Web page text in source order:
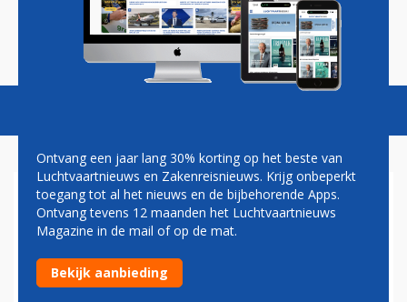
Magazine Podcasts Vacatures
RETRO
Lufthansa voorziet na drie jaar weer een Airbus A321
van retro-livery
Ontvang een jaar lang 30% korting op het beste van
Luchtvaartnieuws en Zakenreisnieuws. Krijg onbeperkt
toegang tot al het nieuws en de bijbehorende Apps.
Ontvang tevens 12 maanden het Luchtvaartnieuws
Magazine in de mail of op de mat.
Bekijk aanbieding